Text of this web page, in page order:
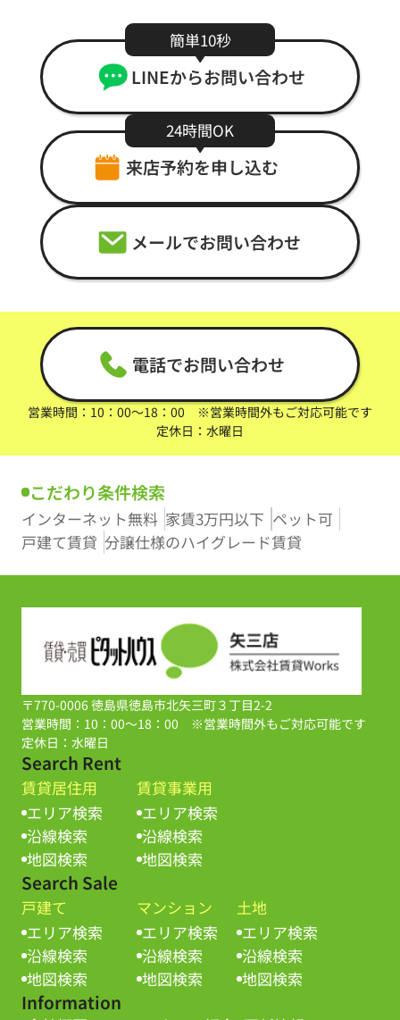
簡単10秒
LINEからお問い合わせ
24時間OK
来店予約を申し込む
メールでお問い合わせ
電話でお問い合わせ
営業時間：10：00～18：00 ※営業時間外もご対応可能です
定休日：水曜日
こだわり条件検索
インターネット無料 家賃3万円以下 ペット可
戸建て賃貸 分譲仕様のハイグレード賃貸
〒770-0006 徳島県徳島市北矢三町３丁目2-2
営業時間：10：00～18：00 ※営業時間外もご対応可能です
定休日：水曜日
Search Rent
賃貸居住用
エリア検索
沿線検索
地図検索
賃貸事業用
エリア検索
沿線検索
地図検索
Search Sale
戸建て
エリア検索
沿線検索
地図検索
マンション
エリア検索
沿線検索
地図検索
土地
エリア検索
沿線検索
地図検索
Information